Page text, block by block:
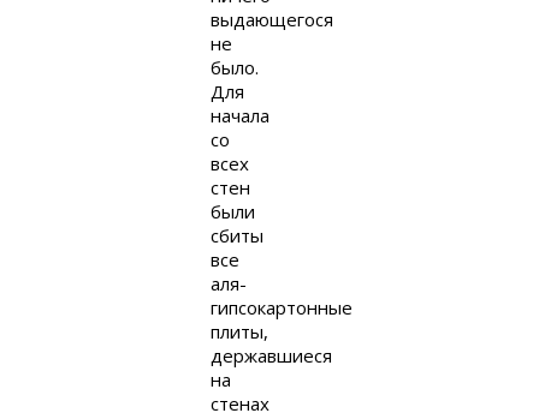
выдающегося
не
было.
Для
начала
со
всех
стен
были
сбиты
все
аля-
гипсокартонные
плиты,
державшиеся
на
стенах